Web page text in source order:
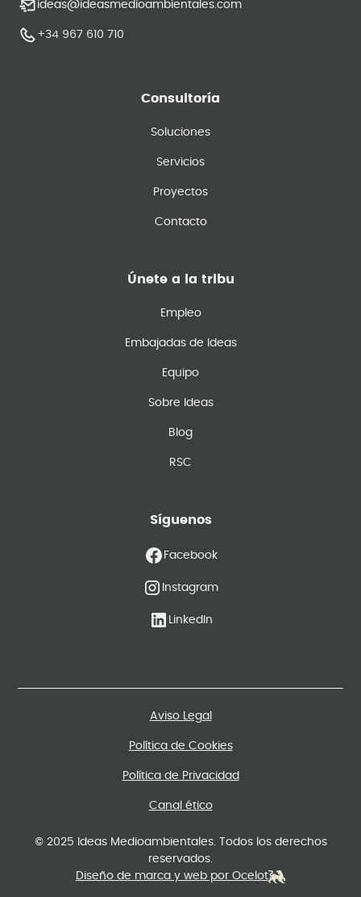
ideas@ideasmedioambientales.com
+34 967 610 710
Consultoría
Soluciones
Servicios
Proyectos
Contacto
Únete a la tribu
Empleo
Embajadas de Ideas
Equipo
Sobre Ideas
Blog
RSC
Síguenos
Facebook
Instagram
LinkedIn
© 2025 Ideas Medioambientales. Todos los derechos
reservados.
Diseño de marca y web por Ocelot
Aviso Legal
Política de Cookies
Política de Privacidad
Canal ético